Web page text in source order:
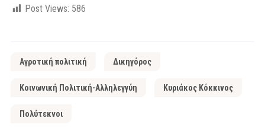
Post Views: 586
Αγροτική πολιτική Δικηγόρος
Κοινωνική Πολιτική-Αλληλεγγύη Κυριάκος Κόκκινος
Πολύτεκνοι